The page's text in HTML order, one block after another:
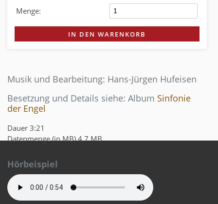
Menge:
IN DEN WARENKORB
Musik und Bearbeitung: Hans-Jürgen Hufeisen
Besetzung und Details siehe: Album Sinfonie
der Engel
Dauer 3:21
Datenmenge (in MB)4,7 MB
Hörbeispiel